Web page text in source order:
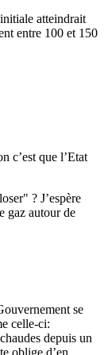
atteindrait
entre 100 et 150
c’est que l’Etat
? J’espère
gaz autour de
se
celle-ci:
depuis un